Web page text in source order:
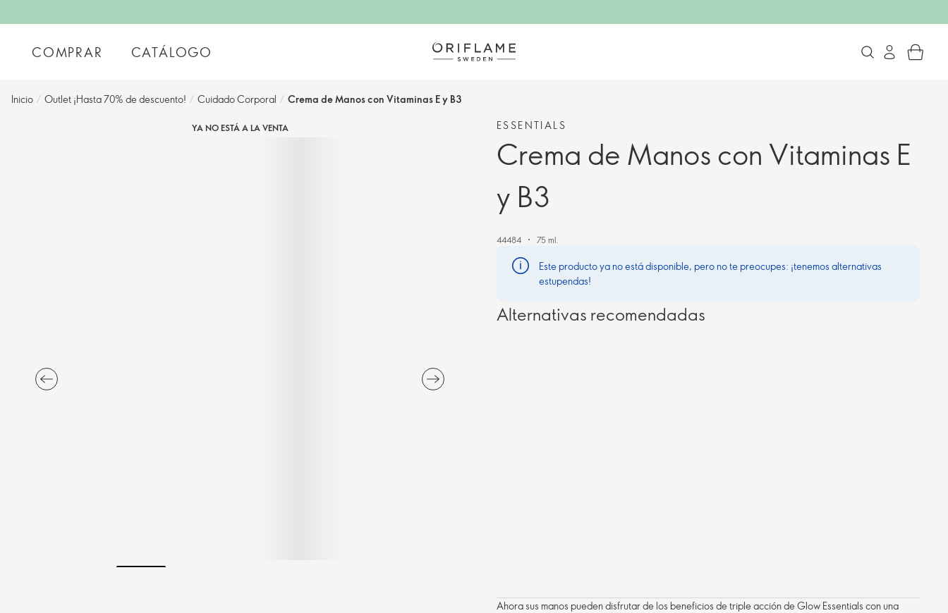
COMPRAR CATÁLOGO
Inicio / Outlet ¡Hasta 70% de descuento! / Cuidado Corporal / Crema de Manos con Vitaminas E y B3
YA NO ESTÁ A LA VENTA ESSENTIALS
Crema de Manos con Vitaminas E
y B3
44484 75 ml.
Este producto ya no está disponible, pero no te preocupes: ¡tenemos alternativas
estupendas!
Alternativas recomendadas
Ahora sus manos pueden disfrutar de los beneficios de triple acción de Glow Essentials con una